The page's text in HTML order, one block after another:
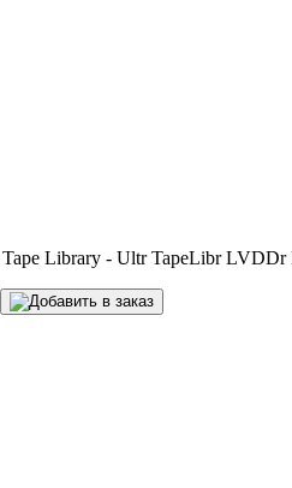
Library - Ultr TapeLibr